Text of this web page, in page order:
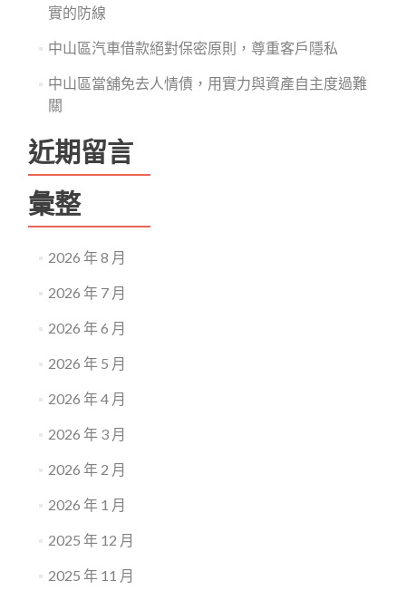
實的防線
中山區汽車借款絕對保密原則，尊重客戶隱私
中山區當舖免去人情債，用實力與資產自主度過難
關
近期留言
彙整
2026 年 8 月
2026 年 7 月
2026 年 6 月
2026 年 5 月
2026 年 4 月
2026 年 3 月
2026 年 2 月
2026 年 1 月
2025 年 12 月
2025 年 11 月